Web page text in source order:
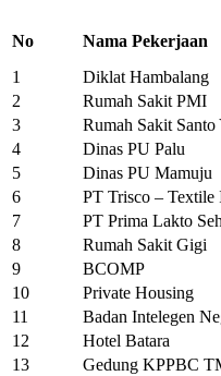
No
Nama Pekerjaan
1
Diklat Hambalang
2
Rumah Sakit PMI
3
Rumah Sakit Santo
4
Dinas PU Palu
5
Dinas PU Mamuju
6
PT Trisco – Textile
7
PT Prima Lakto
8
Rumah Sakit Gigi
9
BCOMP
10
Private Housing
11
Badan Intelegen
12
Hotel Batara
13
Gedung KPPBC